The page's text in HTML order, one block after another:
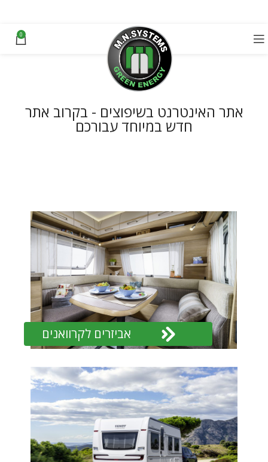
0
אתר האינטרנט בשיפוצים - בקרוב אתר
חדש במיוחד עבורכם
אביזרים לקרוואנים